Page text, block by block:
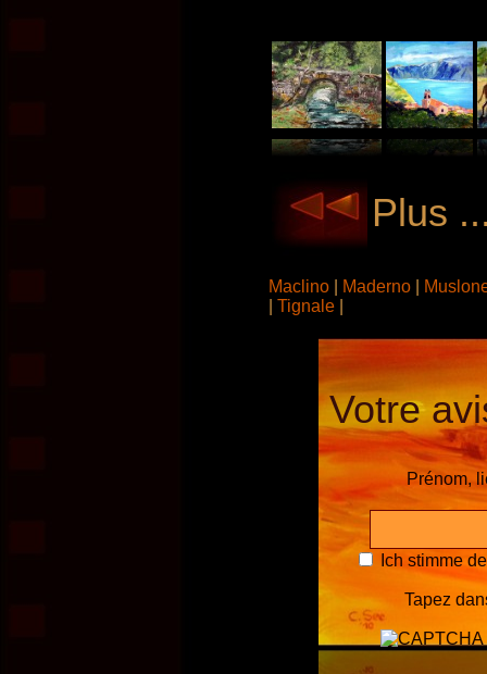
Plus
Maclino Maderno
Tignale
Votre
Prénom,
Ich stimme
Tapez